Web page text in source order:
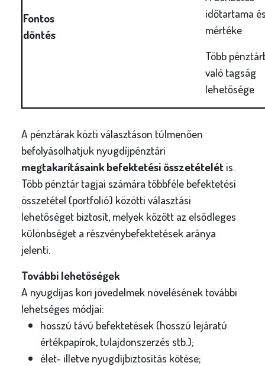
Fontos
döntés
időtartama
mértéke
Több
való tagság
lehetősége
A pénztárak közti választáson túlmenően
befolyásolhatjuk nyugdíjpénztári
megtakarításaink befektetési összetételétis.
Több pénztár tagjai számára többféle befektetési
összetétel (portfolió) közötti választási
lehetőséget biztosít, melyek között az elsődleges
különbséget a részvénybefektetések aránya
jelenti.
További lehetőségek
A nyugdíjas kori jövedelmek növelésének további
lehetséges módjai:
hosszú távú befektetések (hosszú lejáratú
értékpapírok, tulajdonszerzés stb.);
élet- illetve nyugdíjbiztosítás kötése;